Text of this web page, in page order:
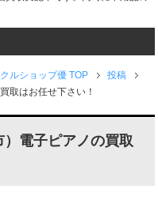
ルショップ優 TOP
投稿
取はお任せ下さい！
）電子ピアノの買取